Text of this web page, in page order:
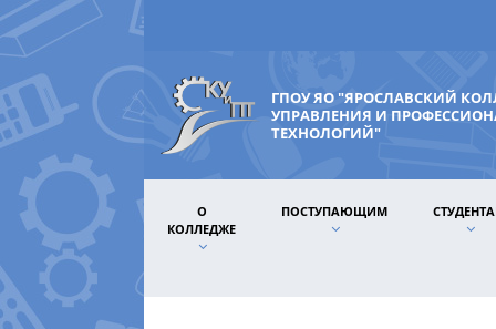
ГПОУ ЯО "ЯРОСЛАВСКИЙ
УПРАВЛЕНИЯ И
ТЕХНОЛОГИЙ"
О
КОЛЛЕДЖЕ
ПОСТУПАЮЩИМ